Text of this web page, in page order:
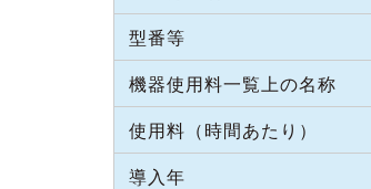
型番等
機器使用料一覧上の名称
使用料（時間あたり）
導入年